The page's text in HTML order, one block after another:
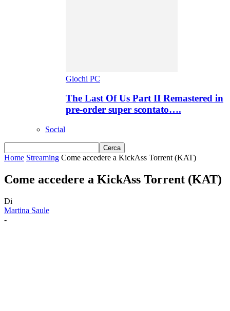
Giochi PC
The Last Of Us Part II Remastered in
pre-order super scontato….
Social
Home Streaming Come accedere a KickAss Torrent (KAT)
Come accedere a KickAss Torrent (KAT)
Di
Martina Saule
-